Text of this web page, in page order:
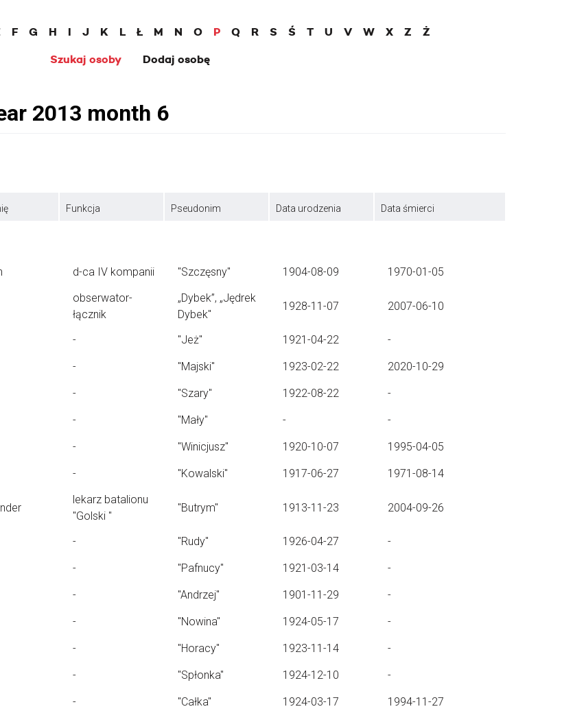
F G H I J K L Ł M N O P Q R S Ś T U V W X Z
Ż
Szukaj osoby
Dodaj osobę
Funkcja Pseudonim Data urodzenia Data śmierci
d-ca IV kompanii "Szczęsny" 1904-08-09 1970-01-05
obserwator-
łącznik
„Dybek”, „Jędrek
Dybek"
1928-11-07 2007-06-10
- "Jeż" 1921-04-22 -
- "Majski" 1923-02-22 2020-10-29
- "Szary" 1922-08-22 -
- "Mały" - -
- "Winicjusz" 1920-10-07 1995-04-05
- "Kowalski" 1917-06-27 1971-08-14
lekarz batalionu
"Golski "
"Butrym" 1913-11-23 2004-09-26
- "Rudy" 1926-04-27 -
- "Pafnucy" 1921-03-14 -
- "Andrzej" 1901-11-29 -
- "Nowina" 1924-05-17 -
- "Horacy" 1923-11-14 -
- "Spłonka" 1924-12-10 -
- "Całka" 1924-03-17 1994-11-27